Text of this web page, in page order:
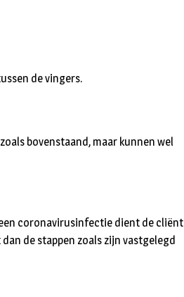
de vingers.
bovenstaand, maar kunnen wel
coronavirusinfectie dient de cliënt
de stappen zoals zijn vastgelegd